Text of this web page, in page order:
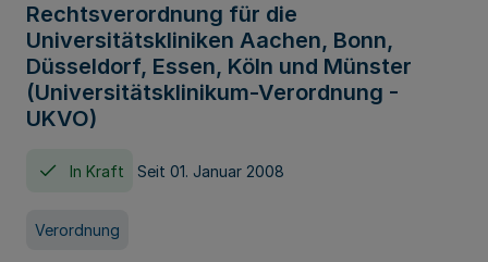
Rechtsverordnung für die
Universitätskliniken Aachen, Bonn,
Düsseldorf, Essen, Köln und Münster
(Universitätsklinikum-Verordnung -
UKVO)
In Kraft Seit 01. Januar 2008
Verordnung